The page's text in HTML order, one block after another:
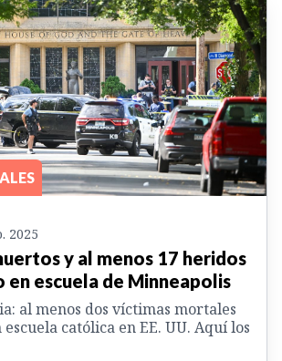
2025
y al menos 17 heridos
escuela de Minneapolis
al menos dos víctimas mortales
católica en EE. UU. Aquí los